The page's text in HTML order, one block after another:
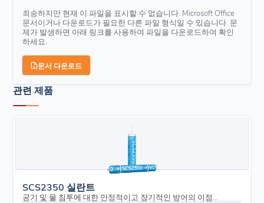
죄송하지만 현재 이 파일을 표시할 수 없습니다. Microsoft Office
문서이거나 다운로드가 필요한 다른 파일 형식일 수 있습니다. 문
제가 발생하면 아래 링크를 사용하여 파일을 다운로드하여 확인
하세요.
문서 다운로드
관련 제품
SCS2350 실란트
공기 및 물 침투에 대한 안정적이고 장기적인 방어의 이점...